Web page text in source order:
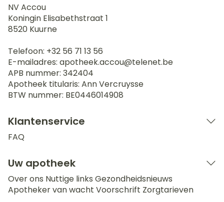
NV Accou
Koningin Elisabethstraat 1
8520 Kuurne
Telefoon: +32 56 71 13 56
E-mailadres: apotheek.accou@telenet.be
APB nummer: 342404
Apotheek titularis: Ann Vercruysse
BTW nummer: BE0446014908
Klantenservice
FAQ
Uw apotheek
Over ons Nuttige links Gezondheidsnieuws
Apotheker van wacht Voorschrift Zorgtarieven